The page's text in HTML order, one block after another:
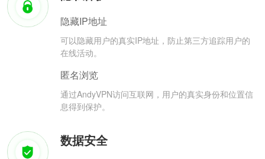
隐藏IP地址
可以隐藏用户的真实IP地址，防止第三方追踪用户的
在线活动。
匿名浏览
通过AndyVPN访问互联网，用户的真实身份和位置信
息得到保护。
数据安全